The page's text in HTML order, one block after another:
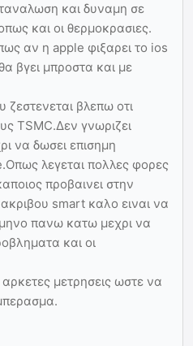
και δυναμη σε
και οι θερμοκρασιες.
αν η apple φιξαρει το ios
βγει μπροστα και με
ζεστενεται βλεπω οτι
TSMC.Δεν γνωριζει
να δωσει επισημη
λεγεται πολλες φορες
προβαινει στην
smart καλο ειναι να
πανω κατω μεχρι να
και οι
μετρησεις ωστε να